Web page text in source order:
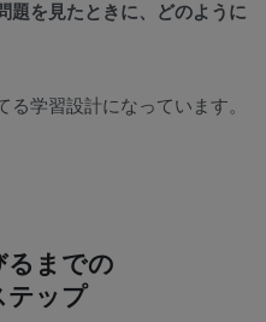
題を見たときに、どのように
る学習設計になっています。
るまでの
テップ